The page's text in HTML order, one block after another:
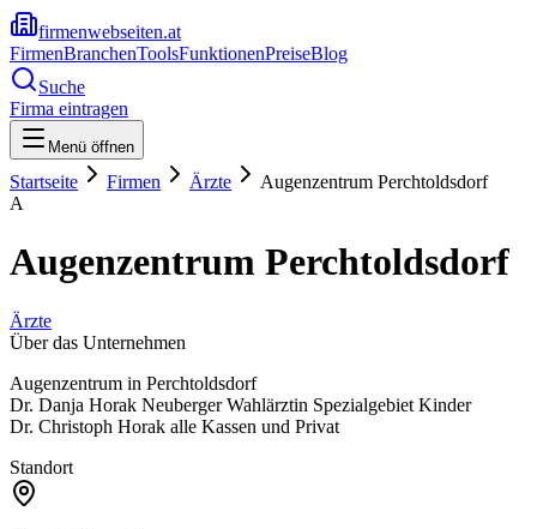
firmenwebseiten.at
FirmenBranchenToolsFunktionenPreiseBlog
Suche
Firma eintragen
Menü öffnen
Startseite Firmen Ärzte
Augenzentrum Perchtoldsdorf
A
Augenzentrum Perchtoldsdorf
Ärzte
Über das Unternehmen
Augenzentrum in Perchtoldsdorf
Dr. Danja Horak Neuberger Wahlärztin Spezialgebiet Kinder
Dr. Christoph Horak alle Kassen und Privat
Standort